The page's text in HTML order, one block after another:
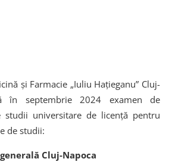
și Farmacie „Iuliu Hațieganu” Cluj-
în septembrie 2024 examen de
universitare de licență pentru
de studii:
Cluj-Napoca